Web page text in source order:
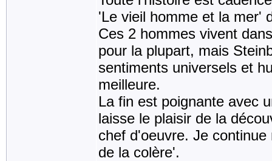
'Le vieil homme et la mer'
Ces 2 hommes vivent
pour la plupart, mais
sentiments universels et
meilleure.
La fin est poignante avec
laisse le plaisir de la
chef d'oeuvre. Je
de la colère'.